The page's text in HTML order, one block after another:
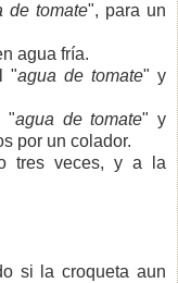
de tomate", para un
agua fría.
"agua de tomate" y
"agua de tomate" y
por un colador.
tres veces, y a la
si la croqueta aun